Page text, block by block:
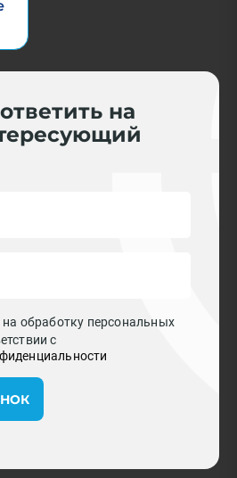
на
обработку персональных
с